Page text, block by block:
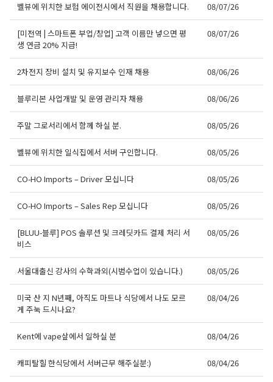
벨뷰에 위치한 보험 에이전시에서 직원을 채용합니다. 08/07/26
[미전역 | 스마트폰 부업/창업] 고객 이름만 넣으면 평
생 연금 20% 지급!
08/07/26
2차전지 장비 설치 및 유지보수 인재 채용 08/06/26
블루리본 사업개발 및 운영 관리자 채용 08/06/26
주말 그로서리에서 함께 하실 분. 08/05/26
벨뷰에 위치한 일식집에서 서버 구인합니다. 08/05/26
CO-HO Imports – Driver 모십니다 08/05/26
CO-HO Imports – Sales Rep 모십니다 08/05/26
[BLUU-블루] POS 솔루션 및 크레딧카드 결제 처리 서
비스
08/05/26
서울대출신 강사의 수학과외(시범수업이 있습니다.) 08/05/26
미국 산 지 N년째, 아직도 마트나 식당에서 나도 모르
게 주눅 드시나요?
08/04/26
Kent에 vape샆에서 일하실 분 08/04/26
캐피탈힐 한식당에서 서버근무 해주실분:) 08/04/26